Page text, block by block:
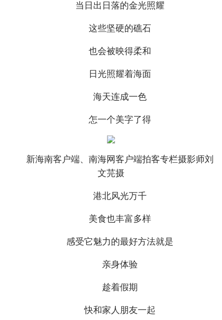
当日出日落的金光照耀
这些坚硬的礁石
也会被映得柔和
日光照耀着海面
海天连成一色
怎一个美字了得
新海南客户端、南海网客户端拍客专栏摄影师刘
文芫摄
港北风光万千
美食也丰富多样
感受它魅力的最好方法就是
亲身体验
趁着假期
快和家人朋友一起